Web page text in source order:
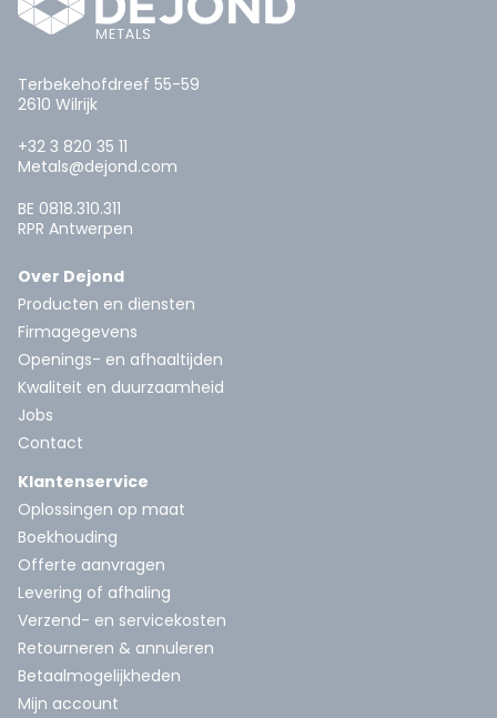
Terbekehofdreef 55-59
2610 Wilrijk
+32 3 820 35 11
Metals@dejond.com
BE 0818.310.311
RPR Antwerpen
Over Dejond
Producten en diensten
Firmagegevens
Openings- en afhaaltijden
Kwaliteit en duurzaamheid
Jobs
Contact
Klantenservice
Oplossingen op maat
Boekhouding
Offerte aanvragen
Levering of afhaling
Verzend- en servicekosten
Retourneren & annuleren
Betaalmogelijkheden
Mijn account